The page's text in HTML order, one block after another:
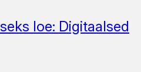
loe: Digitaalsed